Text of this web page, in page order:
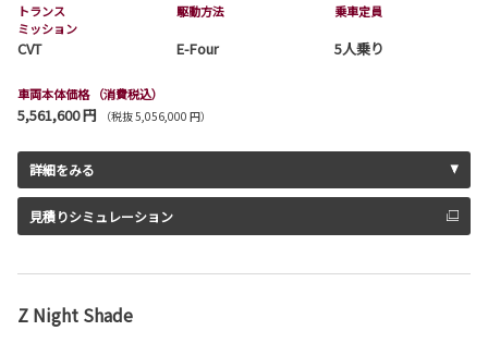
トランス
ミッション
CVT
駆動方法
E-Four
乗車定員
5人乗り
車両本体価格 （消費税込）
5,561,600 円 （税抜 5,056,000 円）
詳細をみる
見積りシミュレーション
Z Night Shade